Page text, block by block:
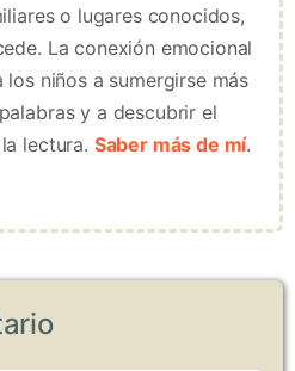
o lugares conocidos,
La conexión emocional
niños a sumergirse más
y a descubrir el
lectura. Saber más de mí.